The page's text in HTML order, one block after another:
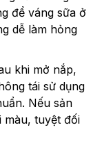
để váng sữa ở
dễ làm hỏng
khi mở nắp,
tái sử dụng
Nếu sản
màu, tuyệt đối